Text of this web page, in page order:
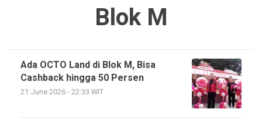
Blok M
Ada OCTO Land di Blok M, Bisa
Cashback hingga 50 Persen
21 June 2026 - 22:33 WIT